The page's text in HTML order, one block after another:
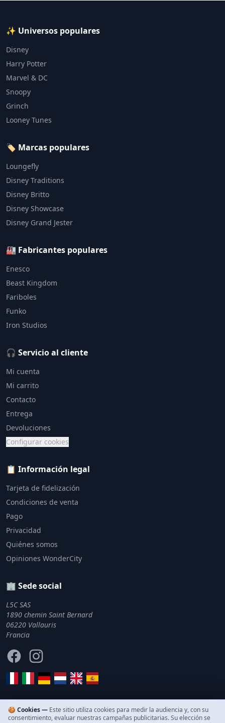
✨ Universos populares
Disney
Harry Potter
Marvel & DC
Snoopy
Grinch
Looney Tunes
🏷️ Marcas populares
Loungefly
Disney Traditions
Disney Britto
Disney Showcase
Disney Grand Jester
🏭 Fabricantes populares
Enesco
Beast Kingdom
Fariboles
Funko
Iron Studios
🎧 Servicio al cliente
Mi cuenta
Mi carrito
Contacto
Entrega
Devoluciones
Configurar cookies
📋 Información legal
Tarjeta de fidelización
Condiciones de venta
Pago
Privacidad
Quiénes somos
Opiniones WonderCity
🏢 Sede social
L5C SAS
1890 chemin Saint Bernard
06220 Vallauris
Francia
FacebookInstagram
🍪 Cookies — Este sitio utiliza cookies para medir la audiencia y, con su
consentimiento, evaluar nuestras campañas publicitarias. Su elección se